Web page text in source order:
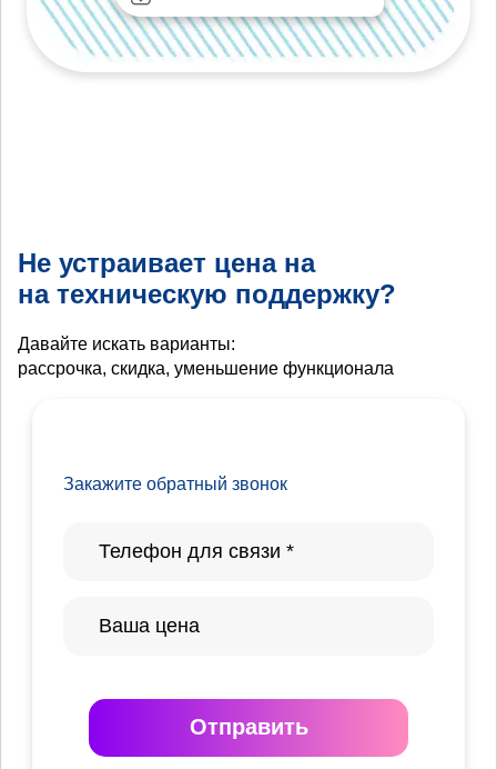
Не устраивает цена на
на техническую поддержку?
Давайте искать варианты:
рассрочка, скидка, уменьшение функционала
Закажите обратный звонок
Отправить